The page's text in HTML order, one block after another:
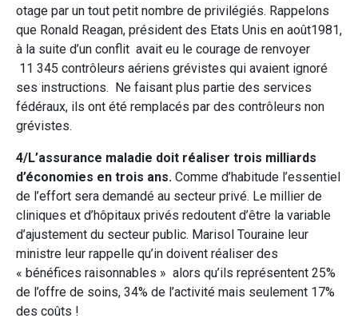
otage par un tout petit nombre de privilégiés. Rappelons
que Ronald Reagan, président des Etats Unis en août1981,
à la suite d’un conflit avait eu le courage de renvoyer
11 345 contrôleurs aériens grévistes qui avaient ignoré
ses instructions. Ne faisant plus partie des services
fédéraux, ils ont été remplacés par des contrôleurs non
grévistes.
4/L’assurance maladie doit réaliser trois milliards
d’économies en trois ans. Comme d’habitude l’essentiel
de l’effort sera demandé au secteur privé. Le millier de
cliniques et d’hôpitaux privés redoutent d’être la variable
d’ajustement du secteur public. Marisol Touraine leur
ministre leur rappelle qu’in doivent réaliser des
« bénéfices raisonnables » alors qu’ils représentent 25%
de l’offre de soins, 34% de l’activité mais seulement 17%
des coûts !